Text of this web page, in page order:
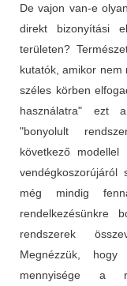
De vajon van-e
direkt bizonyítási
területen?
kutatók, amikor nem
széles körben
használatra" ezt
"bonyolult
következő
vendégkoszorújáról
még mindig
rendelkezésünkre
rendszerek
Megnézzük,
mennyisége a